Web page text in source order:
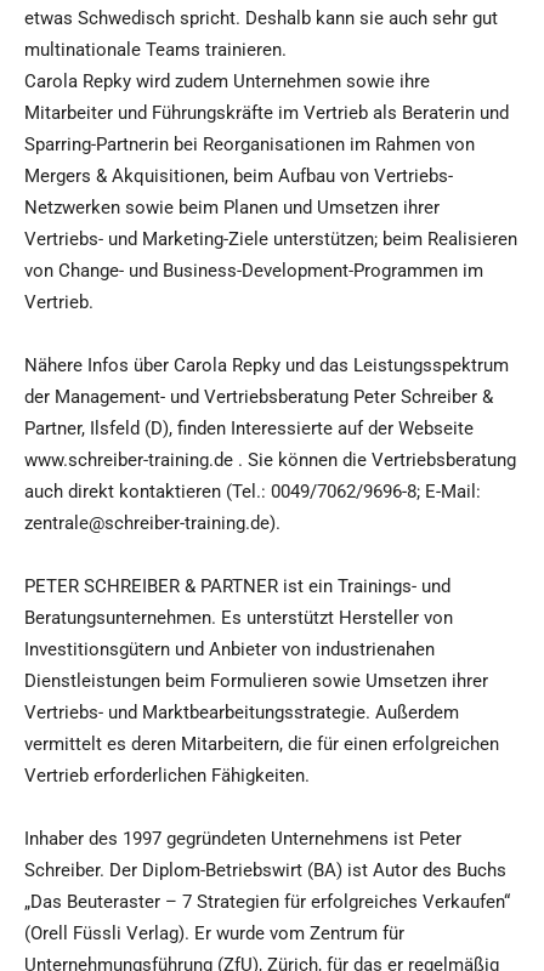
etwas Schwedisch spricht. Deshalb kann sie auch sehr gut
multinationale Teams trainieren.
Carola Repky wird zudem Unternehmen sowie ihre
Mitarbeiter und Führungskräfte im Vertrieb als Beraterin und
Sparring-Partnerin bei Reorganisationen im Rahmen von
Mergers & Akquisitionen, beim Aufbau von Vertriebs-
Netzwerken sowie beim Planen und Umsetzen ihrer
Vertriebs- und Marketing-Ziele unterstützen; beim Realisieren
von Change- und Business-Development-Programmen im
Vertrieb.
Nähere Infos über Carola Repky und das Leistungsspektrum
der Management- und Vertriebsberatung Peter Schreiber &
Partner, Ilsfeld (D), finden Interessierte auf der Webseite
www.schreiber-training.de . Sie können die Vertriebsberatung
auch direkt kontaktieren (Tel.: 0049/7062/9696-8; E-Mail:
zentrale@schreiber-training.de).
PETER SCHREIBER & PARTNER ist ein Trainings- und
Beratungsunternehmen. Es unterstützt Hersteller von
Investitionsgütern und Anbieter von industrienahen
Dienstleistungen beim Formulieren sowie Umsetzen ihrer
Vertriebs- und Marktbearbeitungsstrategie. Außerdem
vermittelt es deren Mitarbeitern, die für einen erfolgreichen
Vertrieb erforderlichen Fähigkeiten.
Inhaber des 1997 gegründeten Unternehmens ist Peter
Schreiber. Der Diplom-Betriebswirt (BA) ist Autor des Buchs
„Das Beuteraster – 7 Strategien für erfolgreiches Verkaufen“
(Orell Füssli Verlag). Er wurde vom Zentrum für
Unternehmungsführung (ZfU), Zürich, für das er regelmäßig